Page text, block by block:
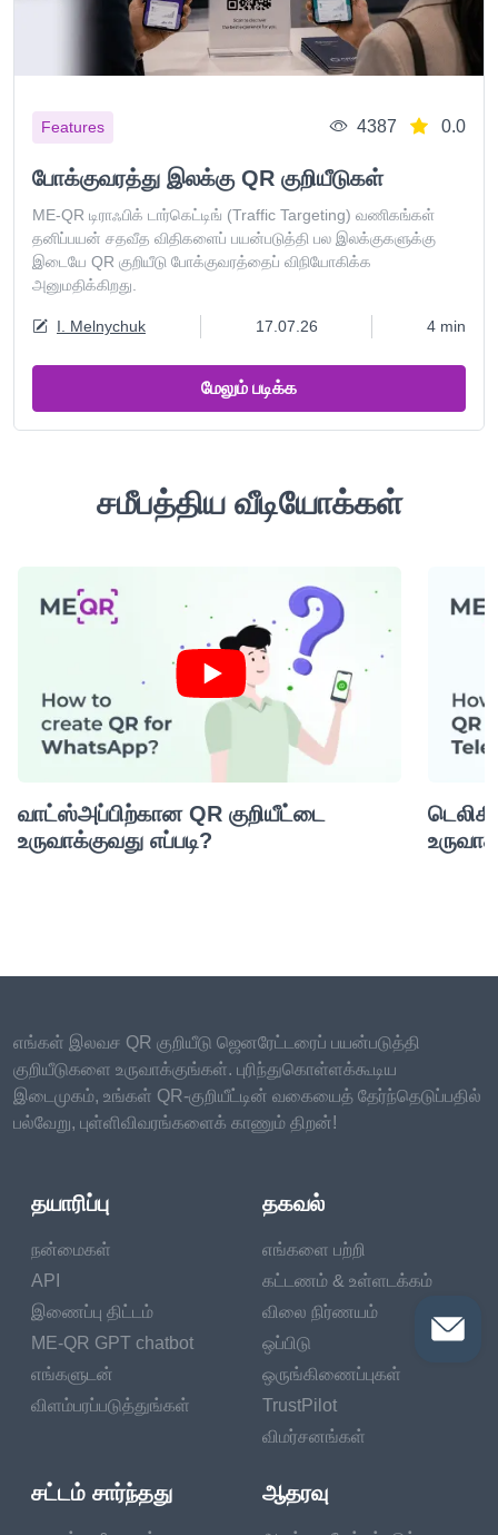
Features 4387 0.0
போக்குவரத்து இலக்கு QR குறியீடுகள்
ME-QR டிராஃபிக் டார்கெட்டிங் (Traffic Targeting) வணிகங்கள்
தனிப்பயன் சதவீத விதிகளைப் பயன்படுத்தி பல இலக்குகளுக்கு
இடையே QR குறியீடு போக்குவரத்தைப் விநியோகிக்க
அனுமதிக்கிறது.
I. Melnychuk 17.07.26 4 min
மேலும் படிக்க
சமீபத்திய வீடியோக்கள்
வாட்ஸ்அப்பிற்கான QR குறியீட்டை
உருவாக்குவது எப்படி?
எங்கள் இலவச QR குறியீடு ஜெனரேட்டரைப் பயன்படுத்தி
குறியீடுகளை உருவாக்குங்கள். புரிந்துகொள்ளக்கூடிய
இடைமுகம், உங்கள் QR-குறியீட்டின் வகையைத் தேர்ந்தெடுப்பதில்
பல்வேறு, புள்ளிவிவரங்களைக் காணும் திறன்!
தயாரிப்பு
நன்மைகள்
API
இணைப்பு திட்டம்
ME-QR GPT chatbot
எங்களுடன்
விளம்பரப்படுத்துங்கள்
தகவல்
எங்களை பற்றி
கட்டணம் & உள்ளடக்கம்
விலை நிர்ணயம்
ஒப்பிடு
ஒருங்கிணைப்புகள்
TrustPilot
விமர்சனங்கள்
சட்டம் சார்ந்தது ஆதரவு